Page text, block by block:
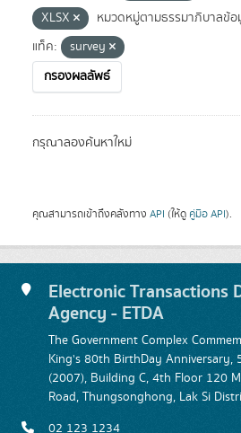
XLSX
หมวดหมู่ตามธรรมาภิบาลข้อ
แท็ค:
survey
กรองผลลัพธ์
กรุณาลองค้นหาใหม่
คุณสามารถเข้าถึงคลังทาง API (ให้ดู คู่มือ API).
Electronic Transactions
Agency - ETDA
The Government Complex
King's 80th BirthDay Anniversary,
(2007), Building C, 4th Floor 120
Road, Thungsonghong, Lak Si
02 123 1234